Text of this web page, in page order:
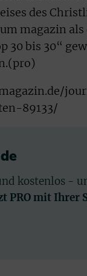
des
magazin
30 bis 30“
89133/
kostenlos -
PRO mit Ihrer